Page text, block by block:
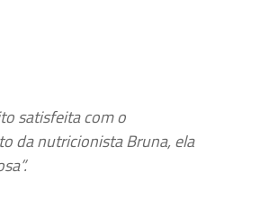
satisfeita com o
da nutricionista Bruna, ela